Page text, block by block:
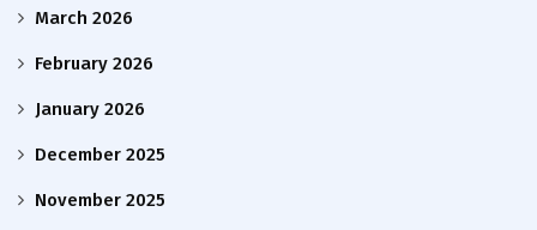
March 2026
February 2026
January 2026
December 2025
November 2025